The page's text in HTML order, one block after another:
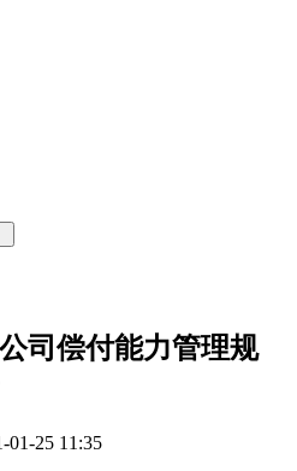
司偿付能力管理规
01-25 11:35